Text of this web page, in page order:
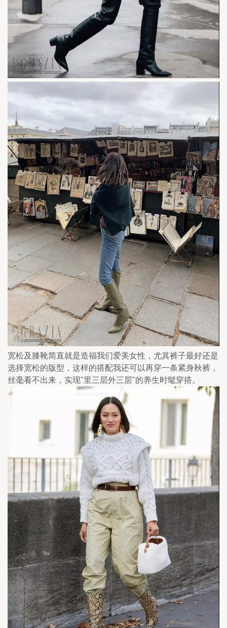
宽松及膝靴简直就是造福我们爱美女性，尤其裤子最好还是
选择宽松的版型，这样的搭配我还可以再穿一条紧身秋裤，
丝毫看不出来，实现"里三层外三层"的养生时髦穿搭。